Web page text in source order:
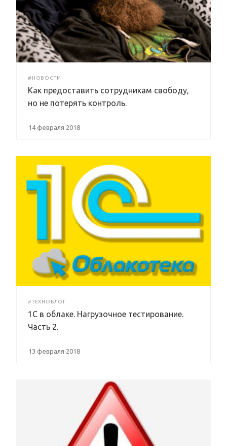
#НОВОСТИ
Как предоставить сотрудникам свободу,
но не потерять контроль.
14 февраля 2018
#ТЕХНОБЛОГ
1С в облаке. Нагрузочное тестирование.
Часть 2.
13 февраля 2018